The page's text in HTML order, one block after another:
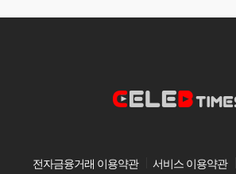
전자금융거래 이용약관 서비스 이용약관